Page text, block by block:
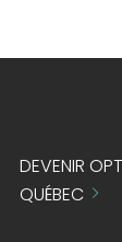
DEVENIR
QUÉBEC